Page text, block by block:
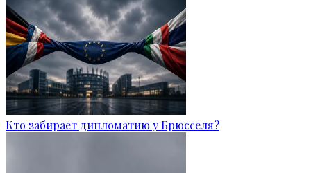
Кто забирает дипломатию у Брюсселя?